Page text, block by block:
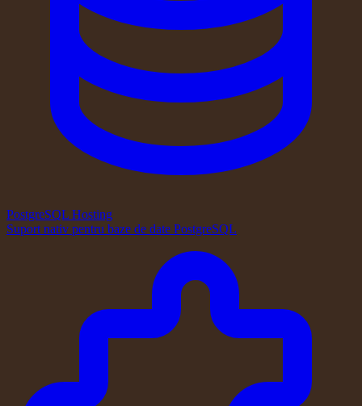
PostgreSQL Hosting
Suport nativ pentru baze de date PostgreSQL